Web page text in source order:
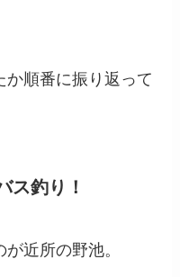
か順番に振り返って
ス釣り！
近所の野池。